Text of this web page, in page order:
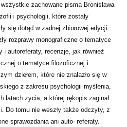
zachowane pisma Bronisława
i psychologii, które zostały
się dotąd w żadnej zbiorowej edycji
rozprawy monograficzne o tematyce
i autoreferaty, recenzje, jak również
o tematyce filozoficznej i
dziełem, które nie znalazło się w
z zakresu psychologii myślenia,
latach życia, a której rękopis zaginał
Do tomu nie weszły także odczyty, z
sprawozdania ani auto- referaty.